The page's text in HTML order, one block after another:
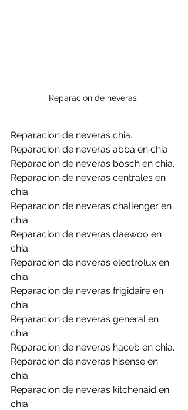
Reparacion de neveras
Reparacion de neveras chia.
Reparacion de neveras abba en chia.
Reparacion de neveras bosch en chia.
Reparacion de neveras centrales en
chia.
Reparacion de neveras challenger en
chia.
Reparacion de neveras daewoo en
chia.
Reparacion de neveras electrolux en
chia.
Reparacion de neveras frigidaire en
chia.
Reparacion de neveras general en
chia.
Reparacion de neveras haceb en chia.
Reparacion de neveras hisense en
chia.
Reparacion de neveras kitchenaid en
chia.